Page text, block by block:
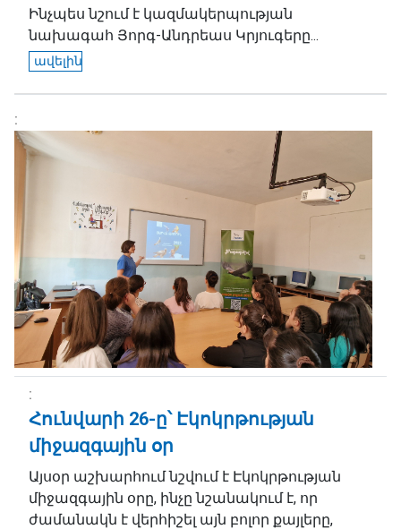
Ինչպես նշում է կազմակերպության
նախագահ Յորգ-Անդրեաս Կրյուգերը...
ավելին
Հունվարի 26-ը՝ Էկոկրթության
միջազգային օր
Այսօր աշխարհում նշվում է Էկոկրթության
միջազգային օրը, ինչը նշանակում է, որ
ժամանակն է վերհիշել այն բոլոր քայլերը,